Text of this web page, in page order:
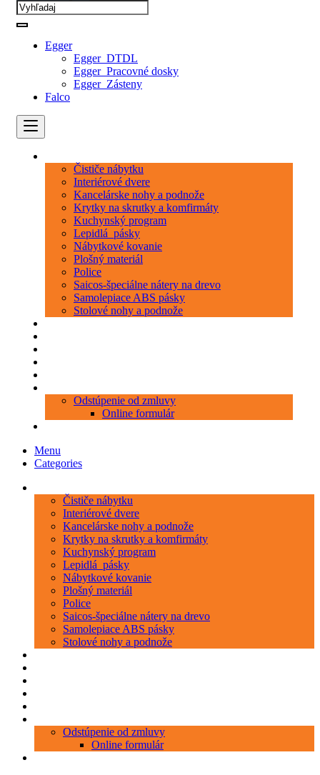
Egger
Egger_DTDL
Egger_Pracovné dosky
Egger_Zásteny
Falco
Čističe nábytku
Interiérové dvere
Kancelárske nohy a podnože
Krytky na skrutky a komfirmáty
Kuchynský program
Lepidlá_pásky
Nábytkové kovanie
Plošný materiál
Police
Saicos-špeciálne nátery na drevo
Samolepiace ABS pásky
Stolové nohy a podnože
Odstúpenie od zmluvy
Online formulár
Menu
Categories
Čističe nábytku
Interiérové dvere
Kancelárske nohy a podnože
Krytky na skrutky a komfirmáty
Kuchynský program
Lepidlá_pásky
Nábytkové kovanie
Plošný materiál
Police
Saicos-špeciálne nátery na drevo
Samolepiace ABS pásky
Stolové nohy a podnože
Odstúpenie od zmluvy
Online formulár